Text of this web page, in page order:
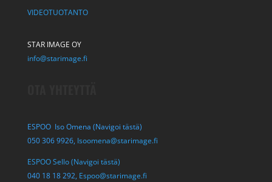
VIDEOTUOTANTO
STAR IMAGE OY
info@starimage.fi
ESPOO Iso Omena (Navigoi tästä)
050 306 9926, Isoomena@starimage.fi
ESPOO Sello (Navigoi tästä)
040 18 18 292, Espoo@starimage.fi